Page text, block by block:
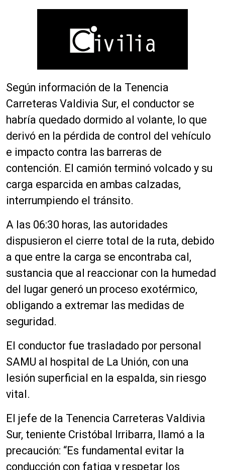
Según información de la Tenencia
Carreteras Valdivia Sur, el conductor se
habría quedado dormido al volante, lo que
derivó en la pérdida de control del vehículo
e impacto contra las barreras de
contención. El camión terminó volcado y su
carga esparcida en ambas calzadas,
interrumpiendo el tránsito.
A las 06:30 horas, las autoridades
dispusieron el cierre total de la ruta, debido
a que entre la carga se encontraba cal,
sustancia que al reaccionar con la humedad
del lugar generó un proceso exotérmico,
obligando a extremar las medidas de
seguridad.
El conductor fue trasladado por personal
SAMU al hospital de La Unión, con una
lesión superficial en la espalda, sin riesgo
vital.
El jefe de la Tenencia Carreteras Valdivia
Sur, teniente Cristóbal Irribarra, llamó a la
precaución: “Es fundamental evitar la
conducción con fatiga y respetar los